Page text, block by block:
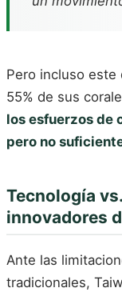
Pero incluso este
55% de sus
los esfuerzos de
pero no
Tecnología
innovadores
Ante las
tradicionales,